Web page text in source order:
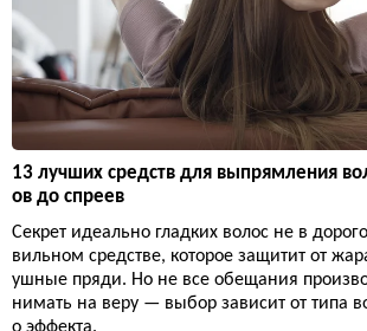
13 лучших средств для выпрямления
ов до спреев
Секрет идеально гладких волос не в
вильном средстве, которое защитит от
ушные пряди. Но не все обещания
нимать на веру — выбор зависит от типа
о эффекта.